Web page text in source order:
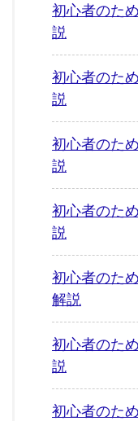
初心者のた
説
初心者のた
説
初心者のた
説
初心者のた
説
初心者のた
解説
初心者のた
説
初心者のた